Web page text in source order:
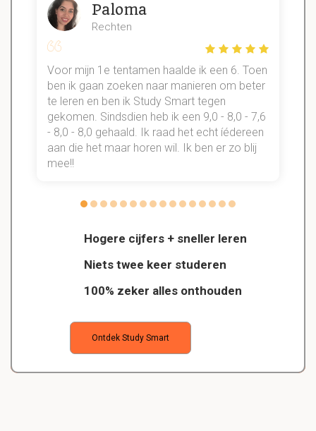
Hogere cijfers + sneller leren
Niets twee keer studeren
100% zeker alles onthouden
Ontdek Study Smart
Paloma
Rechten
Voor mijn 1e tentamen haalde ik een 6. Toen
ben ik gaan zoeken naar manieren om beter
te leren en ben ik Study Smart tegen
gekomen. Sindsdien heb ik een 9,0 - 8,0 - 7,6
- 8,0 - 8,0 gehaald. Ik raad het echt íédereen
aan die het maar horen wil. Ik ben er zo blij
mee!!